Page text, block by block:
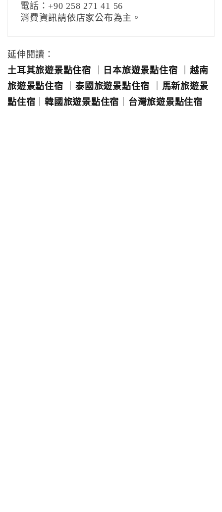
電話：+90 258 271 41 56
消費資訊請依店家公布為主。
延伸閱讀：
土耳其旅遊景點住宿
日本旅遊景點住宿
越南
旅遊景點住宿
泰國旅遊景點住宿
馬新旅遊景
點住宿
韓國旅遊景點住宿 台灣旅遊景點住宿